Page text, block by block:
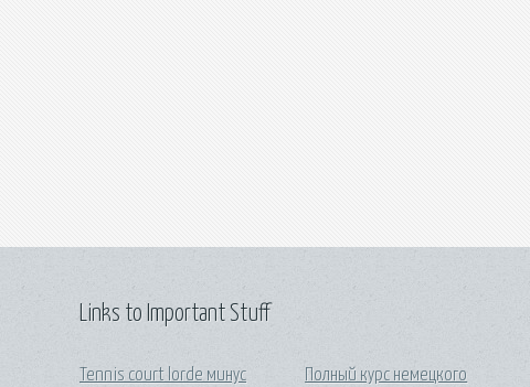
Links to Important Stuff
Tennis court lorde минус
Полный курс немецкого